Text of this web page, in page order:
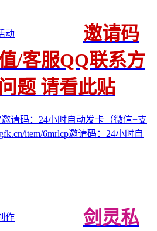
动
邀请码
/客服QQ联系方
题 请看此贴
请码：24小时自动发卡（微信+支
item/6mrlcp邀请码：24小时自
作
剑灵私